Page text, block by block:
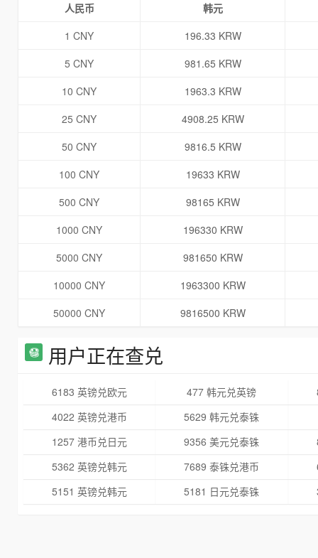
人民币
韩元
1 CNY
196.33 KRW
5 CNY
981.65 KRW
10 CNY
1963.3 KRW
25 CNY
4908.25 KRW
50 CNY
9816.5 KRW
100 CNY
19633 KRW
500 CNY
98165 KRW
1000 CNY
196330 KRW
5000 CNY
981650 KRW
10000 CNY
1963300 KRW
50000 CNY
9816500 KRW
用户正在查兑
6183 英镑兑欧元 477 韩元兑英镑
4022 英镑兑港币
5629 韩元兑泰铢
1257 港币兑日元
9356 美元兑泰铢
5362 英镑兑韩元
7689 泰铢兑港币
5151 英镑兑韩元
5181 日元兑泰铢